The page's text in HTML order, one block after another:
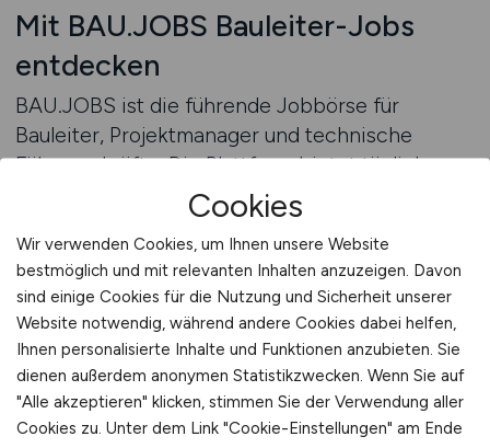
Mit BAU.JOBS Bauleiter-Jobs
entdecken
BAU.JOBS ist die führende Jobbörse für
Bauleiter, Projektmanager und technische
Führungskräfte. Die Plattform bietet täglich
neue Stellenangebote aus dem gesamten
Bauwesen – von kleinen Bauprojekten bis zu
komplexen Infrastrukturmaßnahmen. Hier
finden sich sowohl Positionen für erfahrene
Bauleiter als auch Einstiegsstellen für
Nachwuchskräfte mit technischer Ausbildung
oder Studium. Durch die Spezialisierung auf die
Baubranche bietet BAU.JOBS gezielt die
Stellen, die für Fachkräfte wirklich relevant sind.
Cookies
Wir verwenden Cookies, um Ihnen unsere Website
bestmöglich und mit relevanten Inhalten anzuzeigen. Davon
sind einige Cookies für die Nutzung und Sicherheit unserer
Website notwendig, während andere Cookies dabei helfen,
Ihnen personalisierte Inhalte und Funktionen anzubieten. Sie
dienen außerdem anonymen Statistikzwecken. Wenn Sie auf
"Alle akzeptieren" klicken, stimmen Sie der Verwendung aller
Cookies zu. Unter dem Link "Cookie-Einstellungen" am Ende